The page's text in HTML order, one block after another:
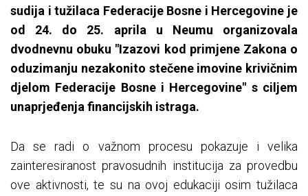
sudija i tužilaca Federacije Bosne i Hercegovine je
od 24. do 25. aprila u Neumu organizovala
dvodnevnu obuku "Izazovi kod primjene Zakona o
oduzimanju nezakonito stečene imovine krivičnim
djelom Federacije Bosne i Hercegovine" s ciljem
unaprjeđenja financijskih istraga.
Da se radi o važnom procesu pokazuje i velika
zainteresiranost pravosudnih institucija za provedbu
ove aktivnosti, te su na ovoj edukaciji osim tužilaca